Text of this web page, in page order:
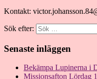
Kontakt:
Sök efter:
Senaste inläggen
Bekämpa Lupinerna i
Missionsafton Lördag